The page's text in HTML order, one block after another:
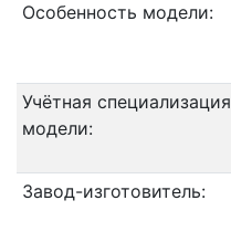
Особенность модели:
Учётная специализация
модели:
Завод-изготовитель: